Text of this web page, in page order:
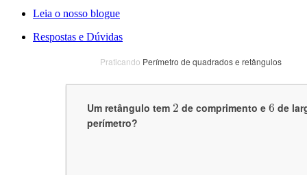
Leia o nosso blogue
Respostas e Dúvidas